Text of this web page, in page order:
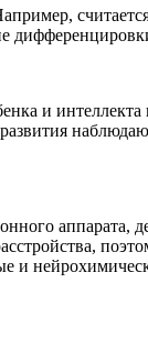
и
аппарата,
и